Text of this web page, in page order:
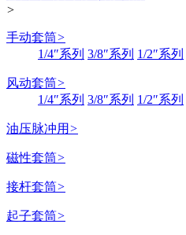
>
手动套筒>
1/4″系列 3/8″系列 1/2″系列
风动套筒>
1/4″系列 3/8″系列 1/2″系列
油压脉冲用 >
磁性套筒>
接杆套筒>
起子套筒>